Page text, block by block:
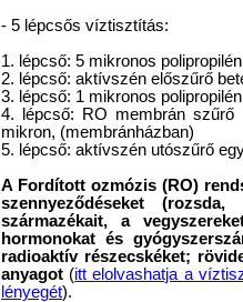
- 5 lépcsős víztisztítás:
1. lépcső: 5 mikronos
2. lépcső: aktívszén előszűrő
3. lépcső: 1 mikronos
4. lépcső: RO membrán szűrő
mikron, (membránházban)
5. lépcső: aktívszén utószűrő
A Fordított ozmózis (RO)
szennyeződéseket
származékait, a
hormonokat és
radioaktív részecskéket;
anyagot (itt elolvashatja a
lényegét).